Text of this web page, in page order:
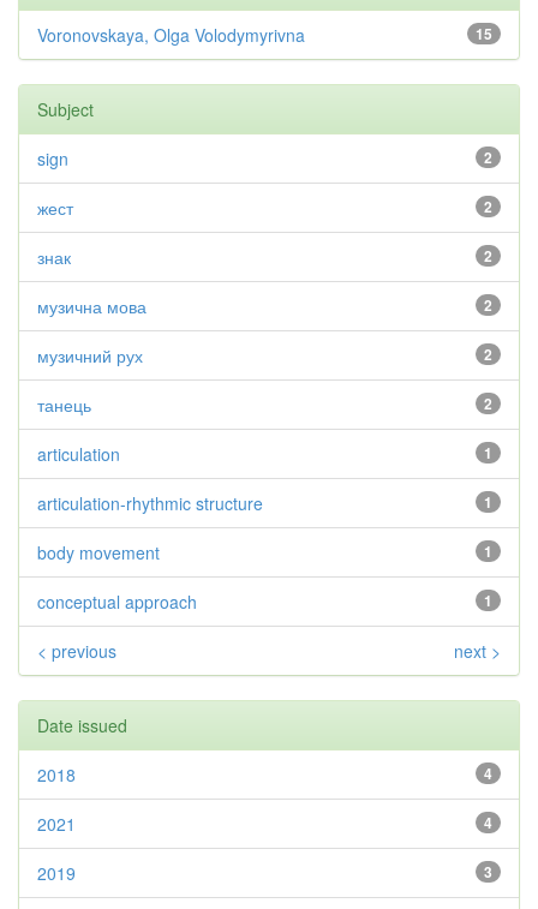
15
Voronovskaya, Olga Volodymyrivna
Subject
2
sign
2
жест
2
знак
2
музична мова
2
музичний рух
2
танець
1
articulation
1
articulation-rhythmic structure
1
body movement
1
conceptual approach
< previous next >
Date issued
4
2018
4
2021
3
2019